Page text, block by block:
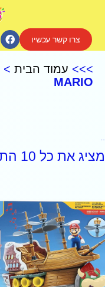
צרו קשר עכשיו
>>> עמוד הבית >
MARIO
מציג את כל 10 התוצאות